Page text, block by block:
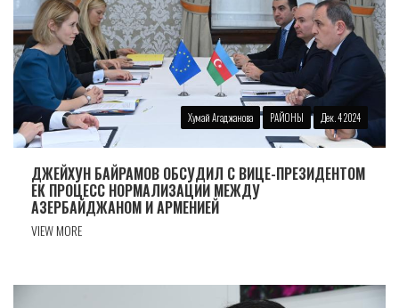
Хумай Агаджанова РАЙОНЫ Дек. 4 2024
ДЖЕЙХУН БАЙРАМОВ ОБСУДИЛ С ВИЦЕ-ПРЕЗИДЕНТОМ
ЕК ПРОЦЕСС НОРМАЛИЗАЦИИ МЕЖДУ
АЗЕРБАЙДЖАНОМ И АРМЕНИЕЙ
VIEW MORE